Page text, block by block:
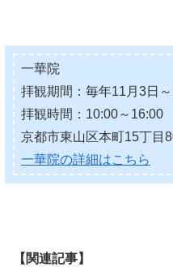
一華院
拝観期間：毎年11月3日～
拝観時間：10:00～16:00
京都市東山区本町15丁目
一華院の詳細はこちら
【関連記事】